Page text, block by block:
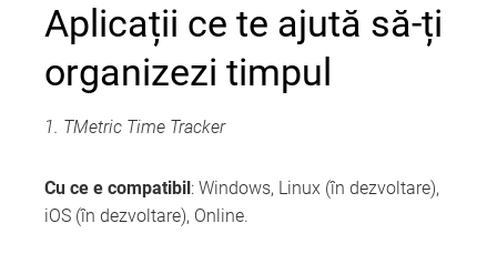
Aplicații ce te ajută să-ți
organizezi timpul
1. TMetric Time Tracker
Cu ce e compatibil: Windows, Linux (în dezvoltare),
iOS (în dezvoltare), Online.